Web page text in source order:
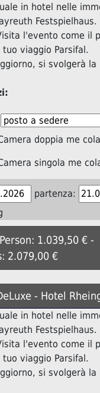
in hotel nelle
Festspielhaus.
l'evento come il
viaggio Parsifal.
si svolgerà la
doppia me
singola me
partenza:
1.039,50 € -
2.079,00 €
- Hotel
in hotel nelle
Festspielhaus.
l'evento come il
viaggio Parsifal.
si svolgerà la